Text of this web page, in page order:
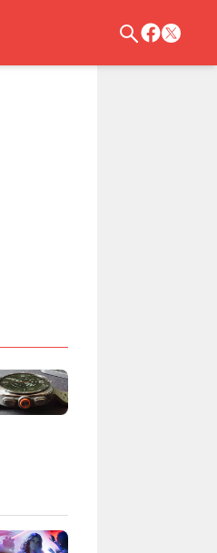
Nová generace
konci srpna se tam objeví